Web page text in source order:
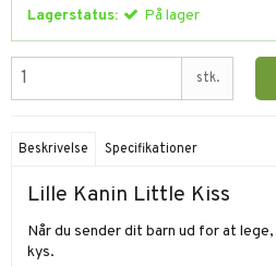
Lagerstatus: På lager
stk.
Beskrivelse Specifikationer
Lille Kanin Little Kiss
Når du sender dit barn ud for at
kys.